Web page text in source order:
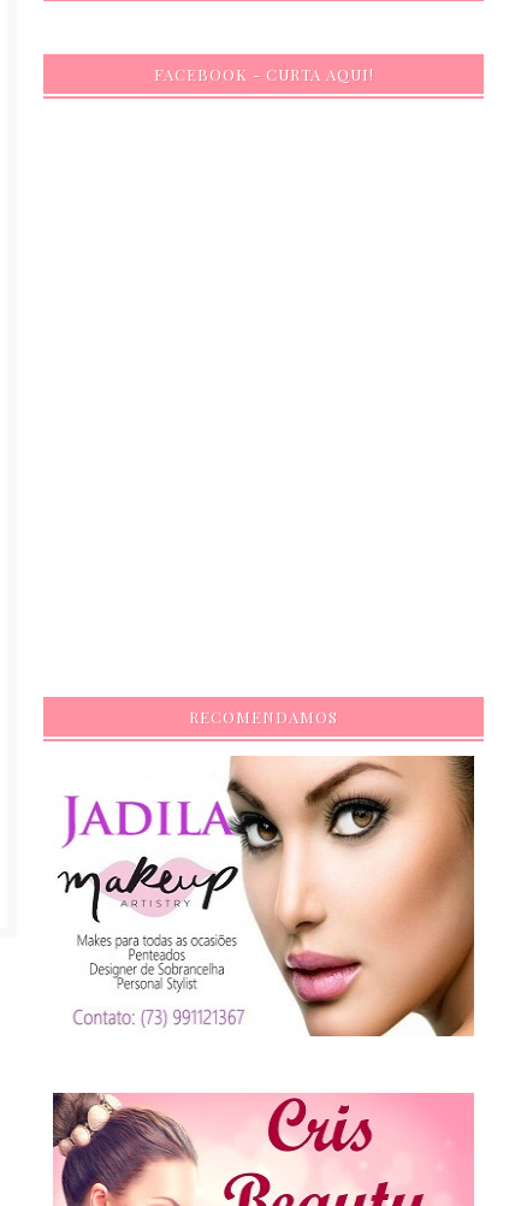
FACEBOOK - CURTA AQUI!
RECOMENDAMOS